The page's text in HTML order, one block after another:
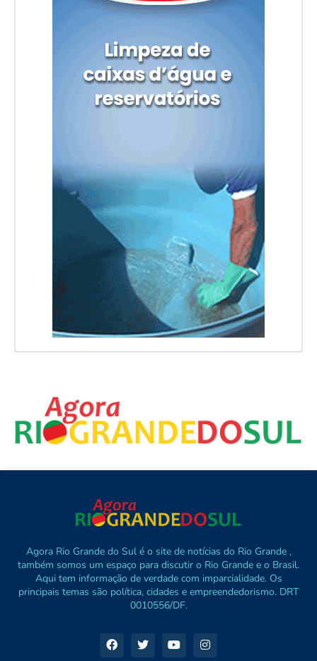
Agora Rio Grande do Sul é o site de notícias do Rio Grande ,
também somos um espaço para discutir o Rio Grande e o Brasil.
Aqui tem informação de verdade com imparcialidade. Os
principais temas são política, cidades e empreendedorismo. DRT
0010556/DF.